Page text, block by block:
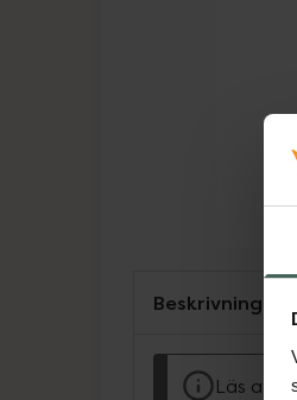
Beskrivning
Läs